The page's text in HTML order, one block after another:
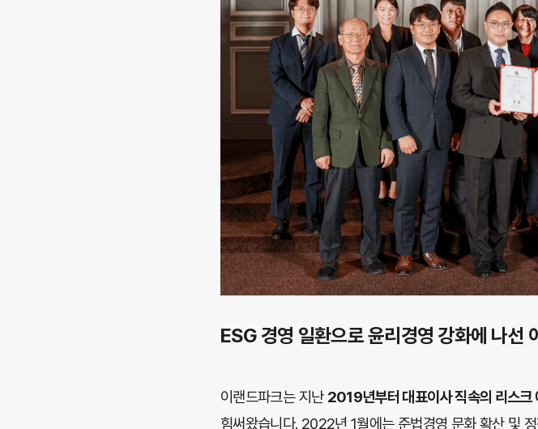
ESG 경영 일환으로 윤리경영 강화에 나선
이랜드파크는 지난 2019년부터 대표이사 직속의 리스크
힘써왔습니다. 2022년 1월에는 준법경영 문화 확산 및